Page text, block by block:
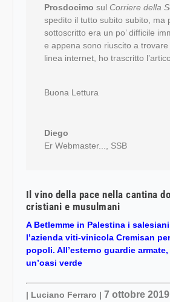
Prosdocimo sul Corriere della
spedito il tutto subito subito, ma
sottoscritto era un po’ difficile
e appena sono riuscito a trovare
linea internet, ho trascritto
Buona Lettura
Diego
Er Webmaster...
SSB
Il vino della pace nella cantina
cristiani e musulmani
A Betlemme in Palestina i
l’azienda viti-vinicola Cremisan
popoli. All’esterno guardie armate,
un’oasi verde
| Luciano Ferraro | 7 ottobre